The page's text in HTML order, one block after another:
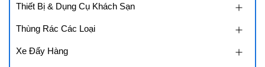
Thiết Bị & Dụng Cụ Khách Sạn
Thùng Rác Các Loại
Xe Đẩy Hàng